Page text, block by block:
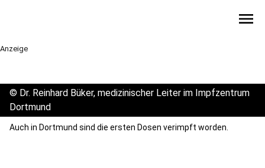
menu
Anzeige
© Dr. Reinhard Büker, medizinischer Leiter im Impfzentrum
Dortmund
Auch in Dortmund sind die ersten Dosen verimpft worden.